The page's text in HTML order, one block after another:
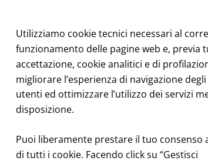
novies
Utilizziamo cookie tecnici necessari al
funzionamento delle pagine web e, previa
accettazione, cookie analitici e di
migliorare l’esperienza di navigazione degli
utenti ed ottimizzare l’utilizzo dei servizi
disposizione.
Puoi liberamente prestare il tuo consenso
di tutti i cookie. Facendo click su “Gestisci